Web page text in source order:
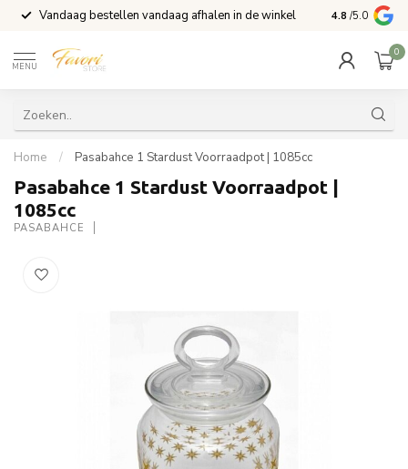
Vandaag bestellen vandaag afhalen in de winkel Voor 15:00
4.8 /5.0
MENU
0
Home / Pasabahce 1 Stardust Voorraadpot | 1085cc
Pasabahce 1 Stardust Voorraadpot |
1085cc
PASABAHCE